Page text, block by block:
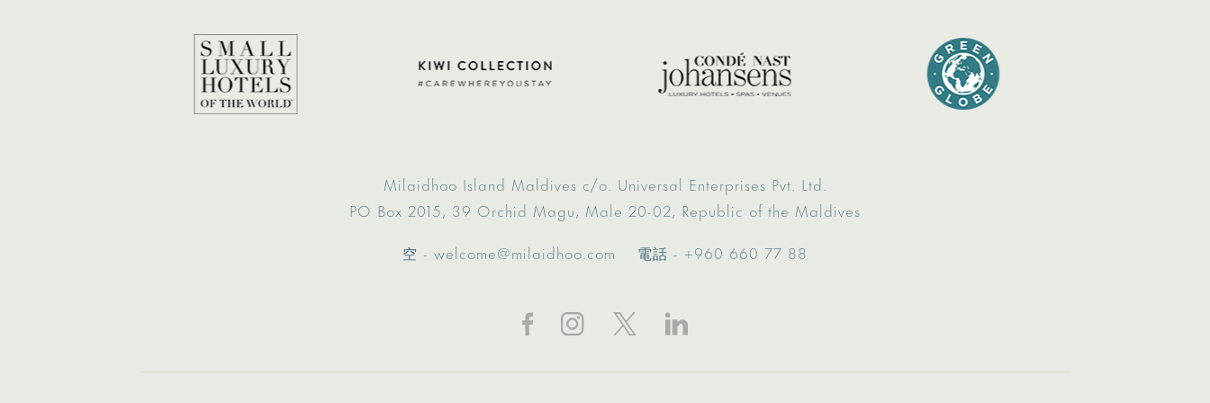
Milaidhoo Island Maldives c/o. Universal Enterprises Pvt. Ltd.
PO Box 2015, 39 Orchid Magu, Male 20-02, Republic of the Maldives
空 - welcome@milaidhoo.com 電話 - +960 660 77 88